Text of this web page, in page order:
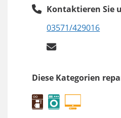
Kontaktieren Sie
03571/429016
Diese Kategorien